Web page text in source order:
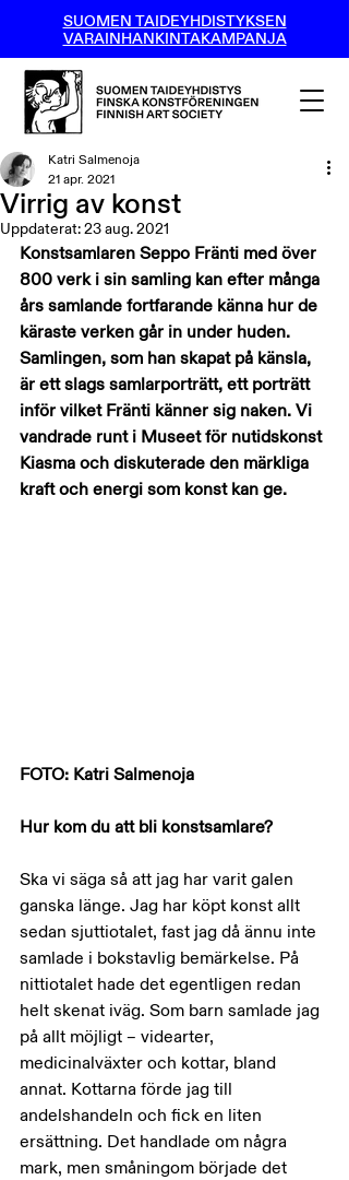
SUOMEN TAIDEYHDISTYKSEN
VARAINHANKINTAKAMPANJA
Virrig av konst
Katri Salmenoja
21 apr. 2021
Uppdaterat:23 aug. 2021
Konstsamlaren Seppo Fränti med över
800 verk i sin samling kan efter många
års samlande fortfarande känna hur de
käraste verken går in under huden.
Samlingen, som han skapat på känsla,
är ett slags samlarporträtt, ett porträtt
inför vilket Fränti känner sig naken. Vi
vandrade runt i Museet för nutidskonst
Kiasma och diskuterade den märkliga
kraft och energi som konst kan ge.
FOTO: Katri Salmenoja
Hur kom du att bli konstsamlare?
Ska vi säga så att jag har varit galen
ganska länge. Jag har köpt konst allt
sedan sjuttiotalet, fast jag då ännu inte
samlade i bokstavlig bemärkelse. På
nittiotalet hade det egentligen redan
helt skenat iväg. Som barn samlade jag
på allt möjligt – videarter,
medicinalväxter och kottar, bland
annat. Kottarna förde jag till
andelshandeln och fick en liten
ersättning. Det handlade om några
mark, men småningom började det